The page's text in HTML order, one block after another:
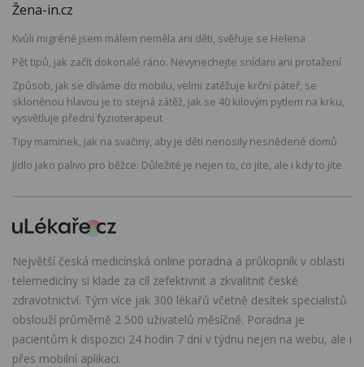
Žena-in.cz
Kvůli migréně jsem málem neměla ani děti, svěřuje se Helena
Pět tipů, jak začít dokonalé ráno. Nevynechejte snídani ani protažení
Způsob, jak se díváme do mobilu, velmi zatěžuje krční páteř, se
skloněnou hlavou je to stejná zátěž, jak se 40 kilovým pytlem na krku,
vysvětluje přední fyzioterapeut
Tipy maminek, jak na svačiny, aby je děti nenosily nesnědené domů
Jídlo jako palivo pro běžce: Důležité je nejen to, co jíte, ale i kdy to jíte
Největší česká medicínská online poradna a průkopník v oblasti
telemedicíny si klade za cíl zefektivnit a zkvalitnit české
zdravotnictví. Tým více jak 300 lékařů včetně desítek specialistů
obslouží průměrně 2 500 uživatelů měsíčně. Poradna je
pacientům k dispozici 24 hodin 7 dní v týdnu nejen na webu, ale i
přes mobilní aplikaci.